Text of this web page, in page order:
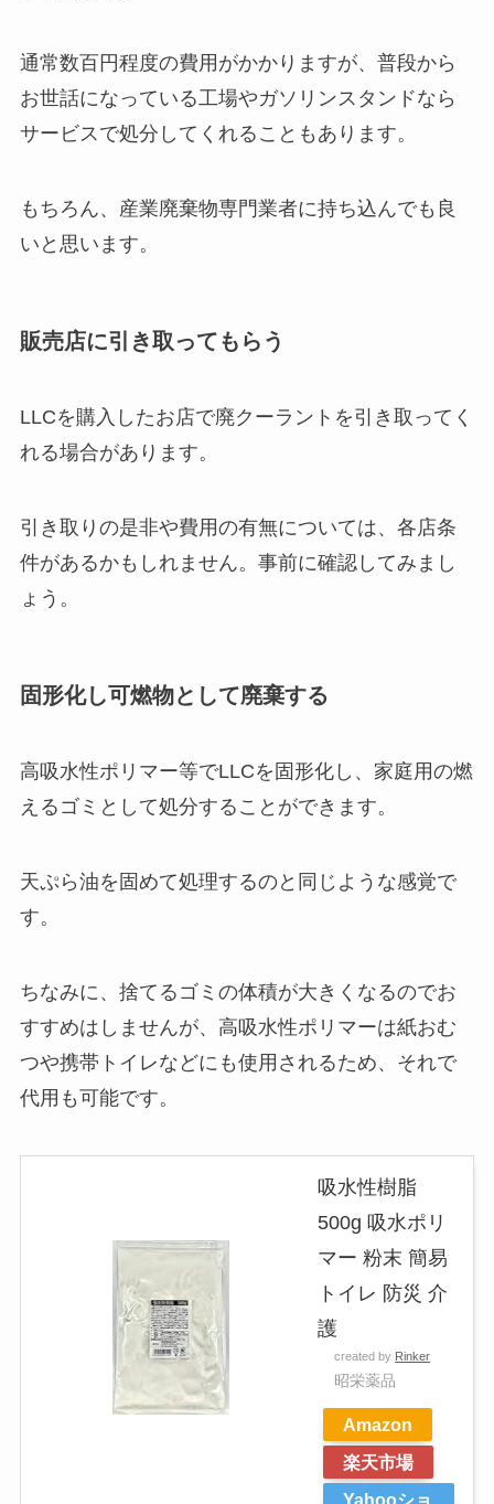
通常数百円程度の費用がかかりますが、普段から
お世話になっている工場やガソリンスタンドなら
サービスで処分してくれることもあります。
もちろん、産業廃棄物専門業者に持ち込んでも良
いと思います。
販売店に引き取ってもらう
LLCを購入したお店で廃クーラントを引き取ってく
れる場合があります。
引き取りの是非や費用の有無については、各店条
件があるかもしれません。事前に確認してみまし
ょう。
固形化し可燃物として廃棄する
高吸水性ポリマー等でLLCを固形化し、家庭用の燃
えるゴミとして処分することができます。
天ぷら油を固めて処理するのと同じような感覚で
す。
ちなみに、捨てるゴミの体積が大きくなるのでお
すすめはしませんが、高吸水性ポリマーは紙おむ
つや携帯トイレなどにも使用されるため、それで
代用も可能です。
吸水性樹脂
500g 吸水ポリ
マー 粉末 簡易
トイレ 防災 介
護
created by Rinker
昭栄薬品
Amazon
楽天市場
Yahooショ